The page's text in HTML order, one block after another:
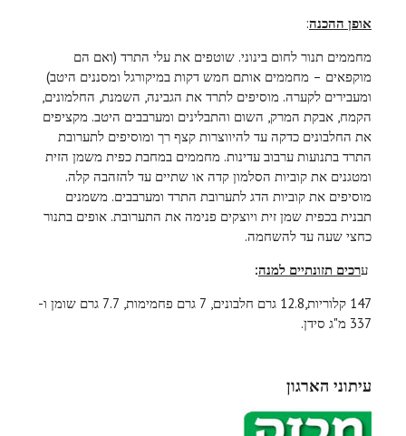
אופן ההכנה:
מחממים תנור לחום בינוני. שוטפים את עלי התרד (ואם הם
מוקפאים – מחממים אותם חמש דקות במיקורגל ומסננים היטב)
ומעבירים לקערה. מוסיפים לתרד את הגבינה, השמנת, החלמונים,
הקמח, אבקת המרק, השום והתבלינים ומערבבים היטב. מקציפים
את החלבונים כדקה עד להיווצרות קצף רך ומוסיפים לתערובת
התרד בתנועות ערבוב עדינות. מחממים במחבת כפית משמן הזית
ומטגנים את קוביות הסלמון קדה או שתיים עד להזהבה קלה.
מוסיפים את קוביות הדג לתערובת התרד ומערבבים. משמנים
תבנית בכפית שמן זית ויוצקים פנימה את התערובת. אופים בתנור
כחצי שעה עד להשחמה.
ערכים תזונתיים למנה:
147 קלוריות,12.8 גרם חלבונים, 7 גרם פחמימות, 7.7 גרם שומן ו-
337 מ"ג סידן.
עיתוני הארגון